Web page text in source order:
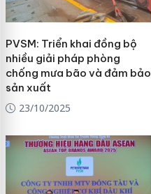
PVSM: Triển khai đồng bộ
nhiều giải pháp phòng
chống mưa bão và đảm bảo
sản xuất
23/10/2025